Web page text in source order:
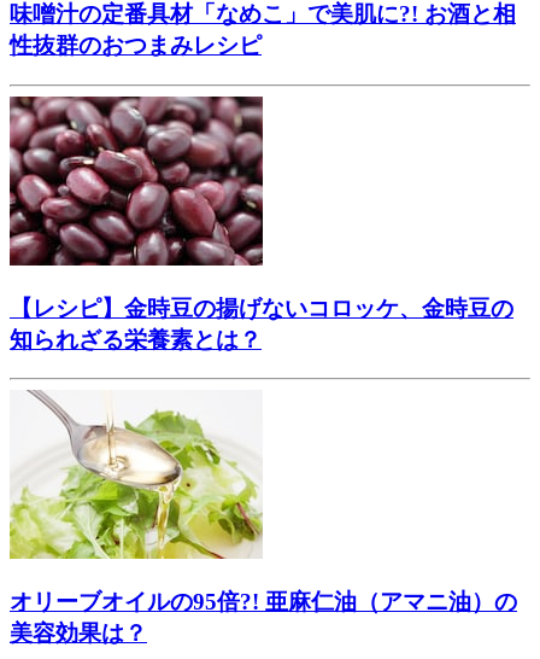
味噌汁の定番具材「なめこ」で美肌に?! お酒と相
性抜群のおつまみレシピ
【レシピ】金時豆の揚げないコロッケ、金時豆の
知られざる栄養素とは？
オリーブオイルの95倍?! 亜麻仁油（アマニ油）の
美容効果は？